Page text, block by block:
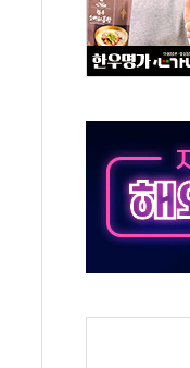
'행복상자' 전달
기 거꾸로' 논란…이틀만에
사'로 콜롬비아 대통령 취
간당 30mm 강한 비...호
방…野 "청년 우롱 기괴"